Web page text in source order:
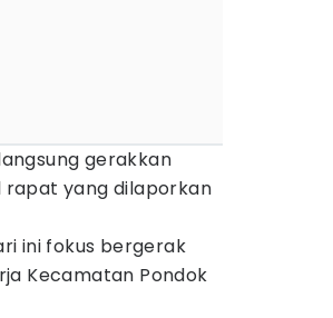
gerakkan
rapat yang dilaporkan
ini fokus bergerak
Kecamatan Pondok